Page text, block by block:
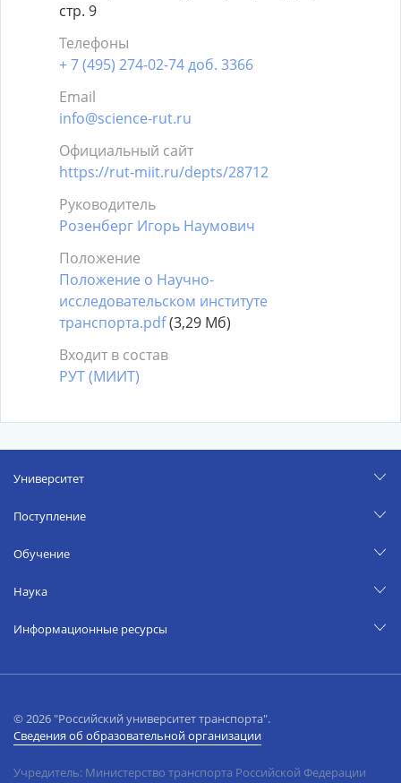
стр. 9
Телефоны
+ 7 (495) 274-02-74 доб. 3366
Email
info@science-rut.ru
Официальный сайт
https://rut-miit.ru/depts/28712
Руководитель
Розенберг Игорь Наумович
Положение
Положение о Научно-
исследовательском институте
транспорта.pdf(3,29 Мб)
Входит в состав
РУТ (МИИТ)
Университет
Поступление
Обучение
Наука
Информационные ресурсы
© 2026 "Российский университет транспорта".
Сведения об образовательной организации
Учредитель: Министерство транспорта Российской Федерации